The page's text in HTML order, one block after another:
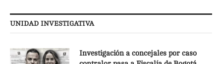
UNIDAD INVESTIGATIVA
Investigación a concejales por caso